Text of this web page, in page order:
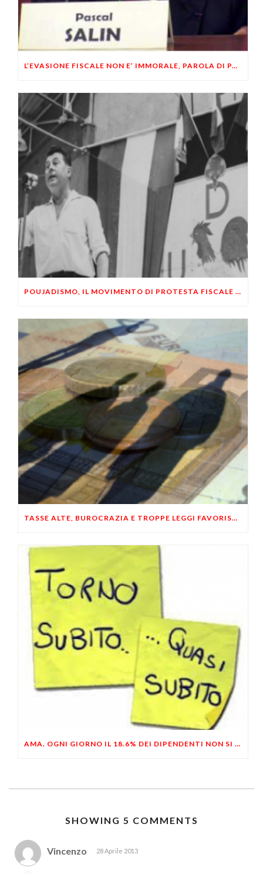
L’EVASIONE FISCALE NON E’ IMMORALE, PAROLA DI PASCAL SALIN
POUJADISMO, IL MOVIMENTO DI PROTESTA FISCALE DEI FRANCESI PRODUTTIVI
TASSE ALTE, BUROCRAZIA E TROPPE LEGGI FAVORISCONO IL MERCATO NERO
AMA. OGNI GIORNO IL 18.6% DEI DIPENDENTI NON SI PRESENTA AL LAVORO
SHOWING 5 COMMENTS
Vincenzo 28 Aprile 2013